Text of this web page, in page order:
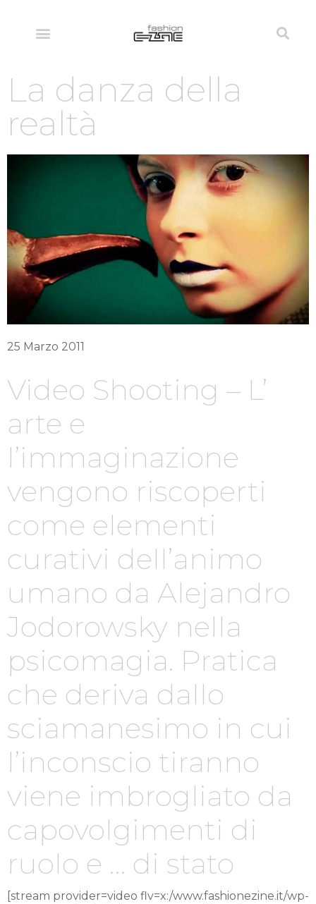
La danza della
realtà
25 Marzo 2011
Video Shooting – L’
arte e
l’immaginazione
vengono riscoperti
come elementi
curativi dell’animo
umano da Alejandro
Jodorowsky nella
psicomagia. Pratica
che deriva dallo
sciamanesimo in cui
l’inconscio tiranno
viene imbrogliato da
capovolgimenti di
ruolo e … di stato
[stream provider=video flv=x:/www.fashionezine.it/wp-